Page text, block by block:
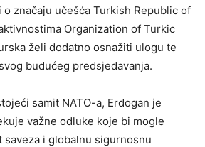
značaju učešća Turkish Republic of
Organization of Turkic
želi dodatno osnažiti ulogu te
budućeg predsjedavanja.
samit NATO-a, Erdogan je
važne odluke koje bi mogle
saveza i globalnu sigurnosnu